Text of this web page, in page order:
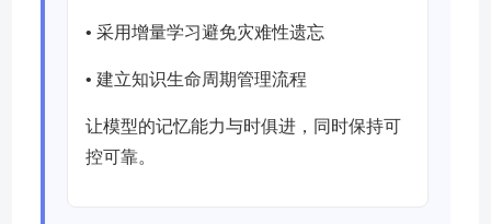
• 采用增量学习避免灾难性遗忘
• 建立知识生命周期管理流程
让模型的记忆能力与时俱进，同时保持可
控可靠。